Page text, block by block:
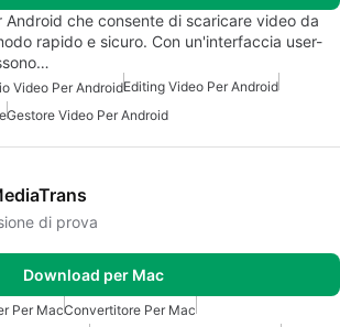
Android che consente di scaricare video da
rapido e sicuro. Con un'interfaccia user-
Video Per AndroidEditing Video Per Android
Gestore Video Per Android
di prova
Download per Mac
Per MacConvertitore Per Mac